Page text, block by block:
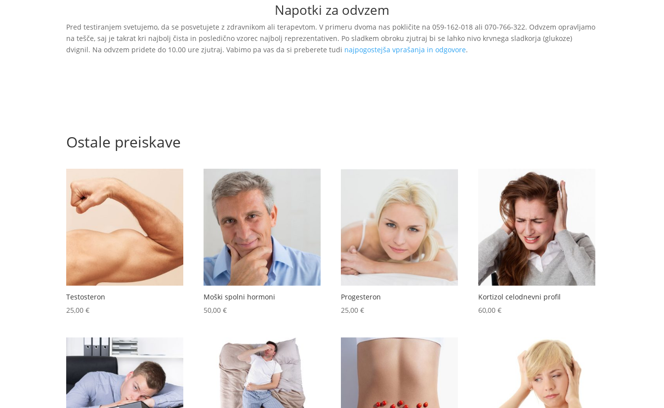
Napotki za odvzem
Pred testiranjem svetujemo, da se posvetujete z zdravnikom ali terapevtom. V primeru dvoma nas pokličite na 059-162-018 ali 070-766-322. Odvzem opravljamo
na tešče, saj je takrat kri najbolj čista in posledično vzorec najbolj reprezentativen. Po sladkem obroku zjutraj bi se lahko nivo krvnega sladkorja (glukoze)
dvignil. Na odvzem pridete do 10.00 ure zjutraj. Vabimo pa vas da si preberete tudi najpogostejša vprašanja in odgovore.
Ostale preiskave
Testosteron
25,00€
Moški spolni hormoni
50,00€
Progesteron
25,00€
Kortizol celodnevni profil
60,00€